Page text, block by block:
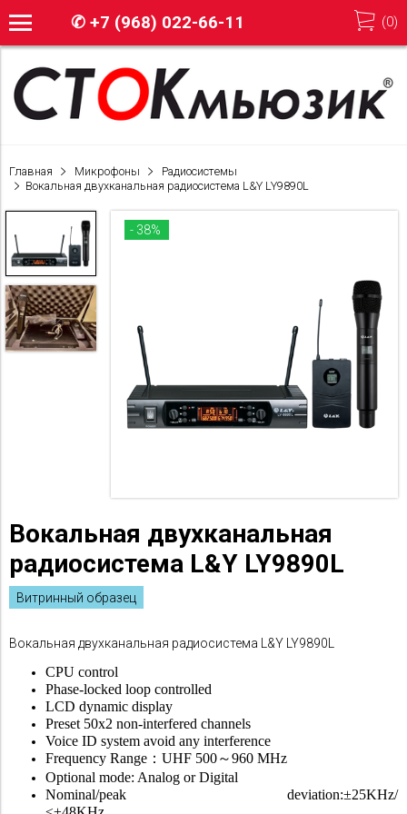
✆ +7 (968) 022-66-11 (0)
Главная Микрофоны
Радиосистемы
Вокальная двухканальная радиосистема L&Y LY9890L
- 38%
Вокальная двухканальная
радиосистема L&Y LY9890L
Витринный образец
Вокальная двухканальная радиосистема L&Y LY9890L
CPU control
Phase-locked loop controlled
LCD dynamic display
Preset 50x2 non-interfered channels
Voice ID system avoid any interference
Frequency Range：UHF 500～960 MHz
Optional mode: Analog or Digital
Nominal/peak deviation:±25KHz/